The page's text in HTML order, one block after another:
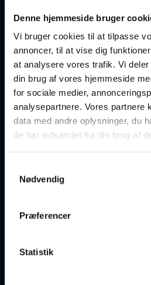
Denne hjemmeside bruger
Vi bruger cookies til at tilpasse
annoncer, til at vise dig
at analysere vores trafik. Vi
din brug af vores hjemmeside
for sociale medier,
analysepartnere. Vores partnere
data med andre oplysninger, du
de har indsamlet fra din brug af
Nødvendig
Præferencer
Statistik
19-08-2026
Herning
7400 Herning
Ugedag:
Underviser: